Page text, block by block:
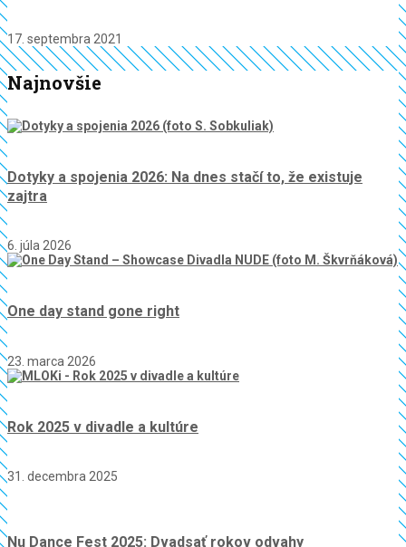
17. septembra 2021
Najnovšie
Dotyky a spojenia 2026: Na dnes stačí to, že existuje
zajtra
6. júla 2026
One day stand gone right
23. marca 2026
Rok 2025 v divadle a kultúre
31. decembra 2025
Nu Dance Fest 2025: Dvadsať rokov odvahy